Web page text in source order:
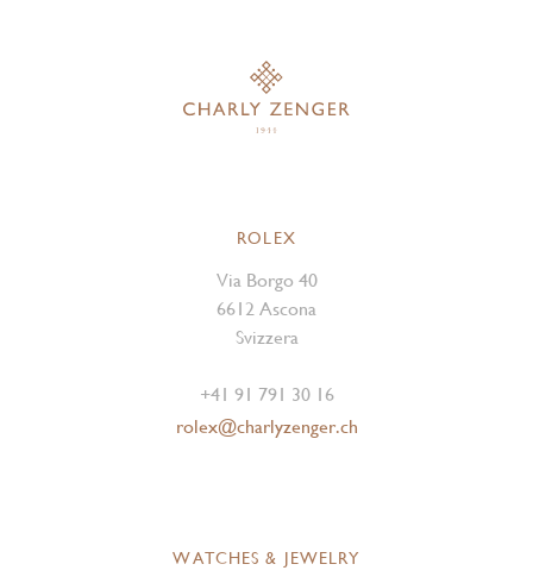
ROLEX
Via Borgo 40
6612 Ascona
Svizzera
+41 91 791 30 16
rolex@charlyzenger.ch
WATCHES & JEWELRY